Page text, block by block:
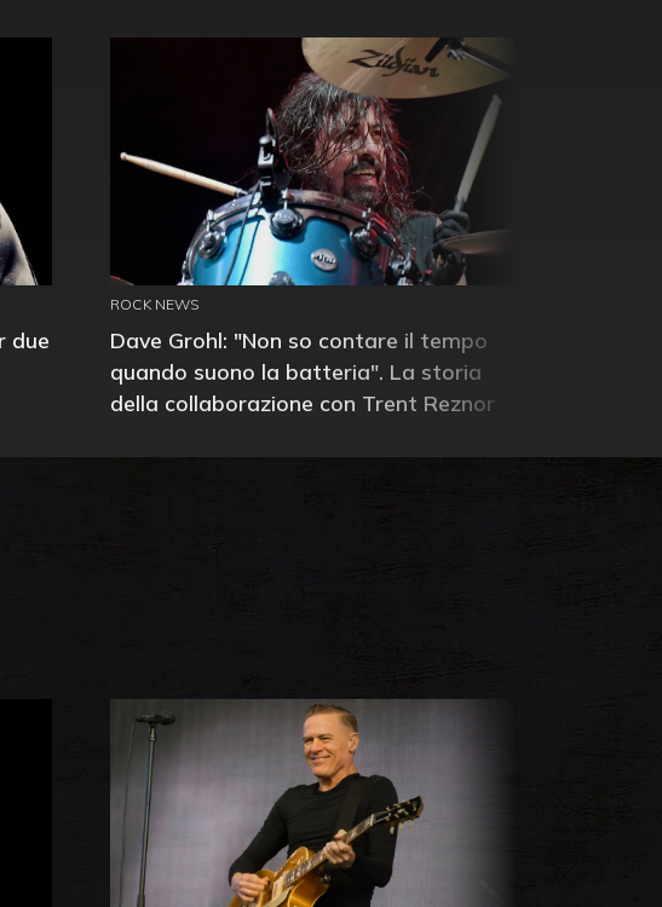
due
ROCK NEWS
Dave Grohl: "Non so contare il tempo
quando suono la batteria". La storia
della collaborazione con Trent Reznor